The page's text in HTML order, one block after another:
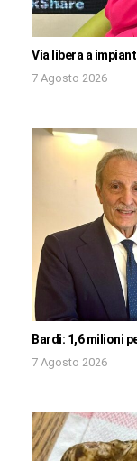
Via libera a
7 Agosto 2026
Bardi: 1,6 milioni
7 Agosto 2026